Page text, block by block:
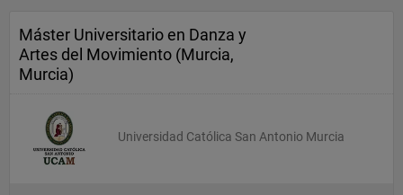
Máster Universitario en Danza y
Artes del Movimiento (Murcia,
Murcia)
Universidad Católica San Antonio Murcia